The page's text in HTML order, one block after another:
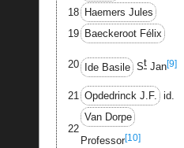
18
Haemers Jules
19
Baeckeroot Félix
20 Ide Basile St Jan[9]
21 Opdedrinck J.F. id.
22
Van Dorpe
Professor[10]